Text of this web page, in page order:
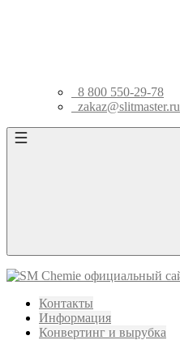
8 800 550-29-78
zakaz@slitmaster.ru
Контакты
Информация
Конвертинг и вырубка